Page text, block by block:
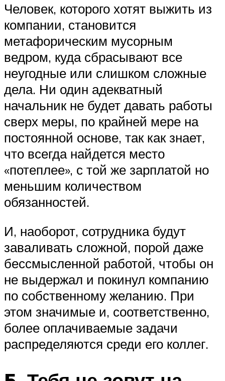
Человек, которого хотят выжить из
компании, становится
метафорическим мусорным
ведром, куда сбрасывают все
неугодные или слишком сложные
дела. Ни один адекватный
начальник не будет давать работы
сверх меры, по крайней мере на
постоянной основе, так как знает,
что всегда найдется место
«потеплее», с той же зарплатой но
меньшим количеством
обязанностей.
И, наоборот, сотрудника будут
заваливать сложной, порой даже
бессмысленной работой, чтобы он
не выдержал и покинул компанию
по собственному желанию. При
этом значимые и, соответственно,
более оплачиваемые задачи
распределяются среди его коллег.